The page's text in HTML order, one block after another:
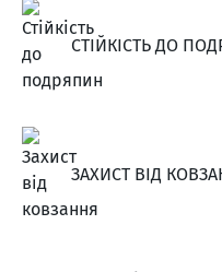
СТІЙКІСТЬ ДО
ЗАХИСТ ВІД